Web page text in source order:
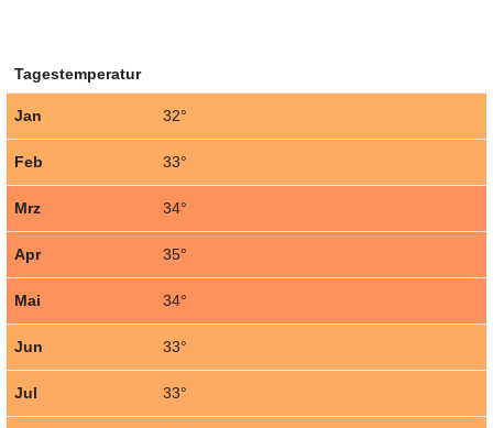
Tagestemperatur
Jan 32°
Feb 33°
Mrz 34°
Apr 35°
Mai 34°
Jun 33°
Jul 33°